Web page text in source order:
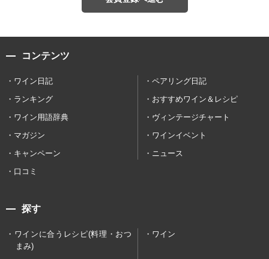
コンテンツ
ワイン日記
ペアリング日記
ランキング
おすすめワイン＆レシピ
ワイン用語辞典
ヴィンテージチャート
マガジン
ワインイベント
キャンペーン
ニュース
口コミ
探す
ワインに合うレシピ(料理・おつ
まみ)
ワイン